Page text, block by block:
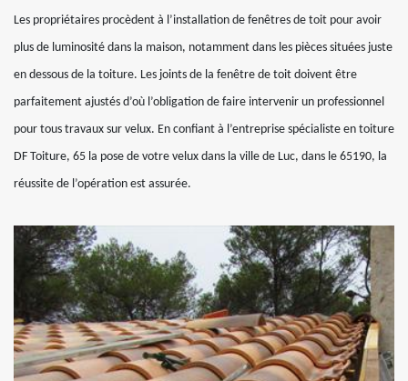
Les propriétaires procèdent à l’installation de fenêtres de toit pour avoir
plus de luminosité dans la maison, notamment dans les pièces situées juste
en dessous de la toiture. Les joints de la fenêtre de toit doivent être
parfaitement ajustés d’où l’obligation de faire intervenir un professionnel
pour tous travaux sur velux. En confiant à l’entreprise spécialiste en toiture
DF Toiture, 65 la pose de votre velux dans la ville de Luc, dans le 65190, la
réussite de l’opération est assurée.